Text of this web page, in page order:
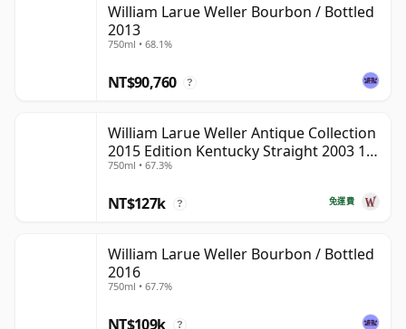
William Larue Weller Bourbon / Bottled
2013
750ml • 68.1%
NT$90,760 ?
William Larue Weller Antique Collection
2015 Edition Kentucky Straight 2003 12
年
750ml • 67.3%
免運費
NT$127k ?
William Larue Weller Bourbon / Bottled
2016
750ml • 67.7%
NT$109k ?